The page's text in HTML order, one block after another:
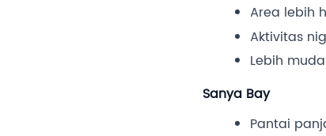
Area lebih
Aktivitas
Lebih
Sanya Bay
Pantai